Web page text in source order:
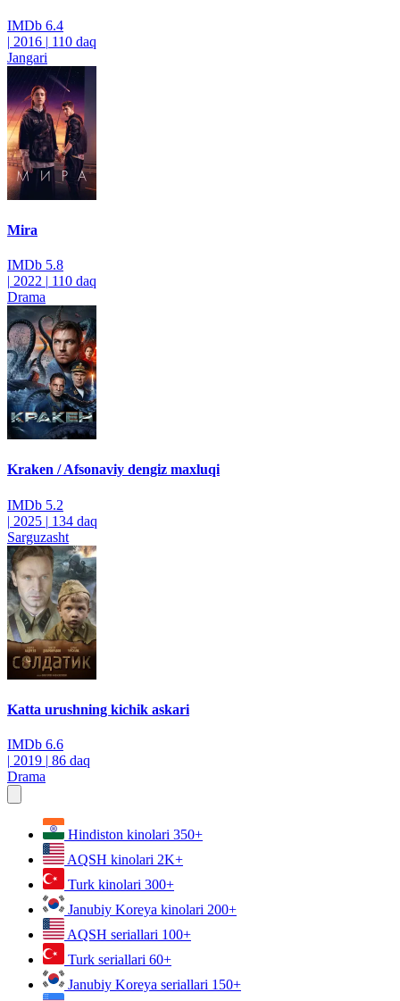
IMDb 6.4
| 2016 | 110 daq
Jangari
Mira
IMDb 5.8
| 2022 | 110 daq
Drama
Kraken / Afsonaviy dengiz maxluqi
IMDb 5.2
| 2025 | 134 daq
Sarguzasht
Katta urushning kichik askari
IMDb 6.6
| 2019 | 86 daq
Drama
Hindiston kinolari 350+
AQSH kinolari 2K+
Turk kinolari 300+
Janubiy Koreya kinolari 200+
AQSH seriallari 100+
Turk seriallari 60+
Janubiy Koreya seriallari 150+